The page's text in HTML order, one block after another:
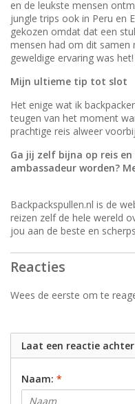
en de leukste mensen
jungle trips ook in Peru en
gekozen omdat dat een
mensen had om dit
geweldige ervaring was het!
Mijn ultieme tip tot slot
Het enige wat ik
teugen van het moment
prachtige reis alweer
Ga jij zelf bijna op reis
ambassadeur worden?
Backpackspullen.nl is de
reizen zelf de hele wereld
jou aan de beste en
Reacties
Wees de eerste om te
Laat een reactie achter
Naam: *